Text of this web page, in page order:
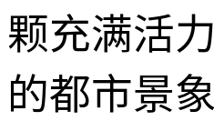
颗充满活
的都市景象